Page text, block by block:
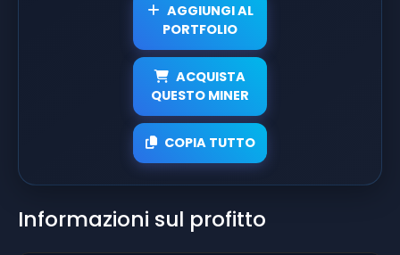
AGGIUNGI AL
PORTFOLIO
ACQUISTA
QUESTO MINER
COPIA TUTTO
Informazioni sul profitto